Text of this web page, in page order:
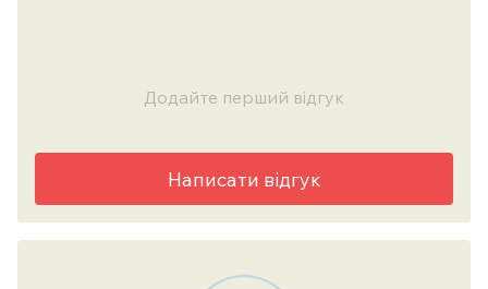
Додайте перший відгук
Написати відгук